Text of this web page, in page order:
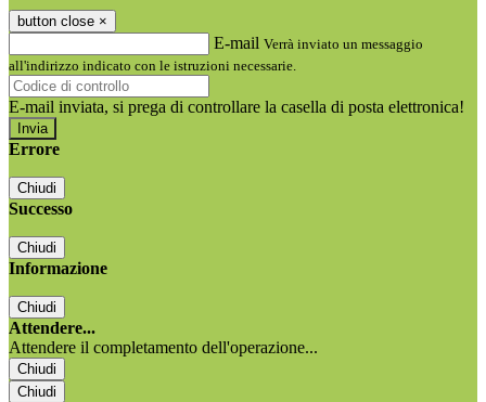
button close ×
E-mail Verrà inviato un messaggio
all'indirizzo indicato con le istruzioni necessarie.
E-mail inviata, si prega di controllare la casella di posta elettronica!
Errore
Chiudi
Successo
Chiudi
Informazione
Chiudi
Attendere...
Attendere il completamento dell'operazione...
Chiudi
Chiudi